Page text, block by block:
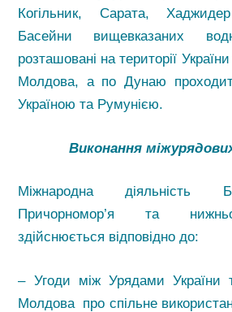
Когільник, Сарата,
Басейни вищевказаних
розташовані на території
Молдова, а по Дунаю
Україною та Румунією.
Виконання
Міжнародна діяльність
Причорномор’я та
здійснюється відповідно до:
– Угоди між Урядами України
Молдова про спільне